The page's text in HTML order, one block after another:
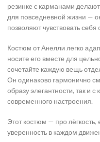
резинке с карманами
для повседневной жизни —
позволяют чувствовать
Костюм от Анелли легко
носите его вместе для
сочетайте каждую вещь
Он одинаково гармонично
образу элегантности, так и
современного настроения.
Этот костюм — про лёгкость,
уверенность в каждом